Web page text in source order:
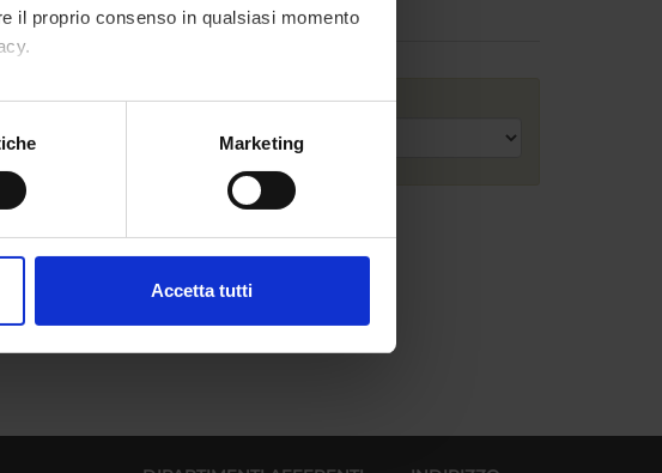
il proprio consenso in qualsiasi momento
di qualche metro,
cookie.
Marketing
Accetta tutti
Anno accademico